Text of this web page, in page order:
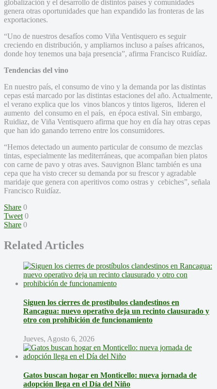
globalización y el desarrollo de distintos países y comunidades
genera otras oportunidades que han expandido las fronteras de las
exportaciones.
“Uno de nuestros desafíos como Viña Ventisquero es seguir
creciendo en distribución, y ampliarnos incluso a países africanos,
donde hoy tenemos una baja presencia”, afirma Francisco Ruidíaz.
Tendencias del vino
En nuestro país, el consumo de vino y la demanda por las distintas
cepas está marcado por las distintas estaciones del año. Actualmente,
el verano explica que los vinos blancos y tintos ligeros, lideren el
aumento del consumo en el país, en época estival. Sin embargo,
Ruidiaz, de Viña Ventisquero afirma que hoy en día hay otras cepas
que han ido ganando terreno entre los consumidores.
“Hemos detectado un aumento particular de consumo de mezclas
tintas, especialmente las mediterráneas, que acompañan bien platos
con carne de pavo y otras aves. Sauvignon Blanc también es una
cepa que ha visto crecer su demanda por su frescor y agradable
maridaje que genera con aperitivos como ostras y cebiches”, señala
Francisco Ruidíaz.
Share 0
Tweet 0
Share 0
Related Articles
Siguen los cierres de prostíbulos clandestinos en
Rancagua: nuevo operativo deja un recinto clausurado y
otro con prohibición de funcionamiento
Jueves, Agosto 6, 2026
Gatos buscan hogar en Monticello: nueva jornada de
adopción llega en el Día del Niño